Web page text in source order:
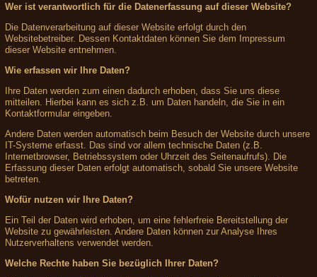
Wer ist verantwortlich für die Datenerfassung auf dieser Website?
Die Datenverarbeitung auf dieser Website erfolgt durch den
Websitebetreiber. Dessen Kontaktdaten können Sie dem Impressum
dieser Website entnehmen.
Wie erfassen wir Ihre Daten?
Ihre Daten werden zum einen dadurch erhoben, dass Sie uns diese
mitteilen. Hierbei kann es sich z.B. um Daten handeln, die Sie in ein
Kontaktformular eingeben.
Andere Daten werden automatisch beim Besuch der Website durch unsere
IT-Systeme erfasst. Das sind vor allem technische Daten (z.B.
Internetbrowser, Betriebssystem oder Uhrzeit des Seitenaufrufs). Die
Erfassung dieser Daten erfolgt automatisch, sobald Sie unsere Website
betreten.
Wofür nutzen wir Ihre Daten?
Ein Teil der Daten wird erhoben, um eine fehlerfreie Bereitstellung der
Website zu gewährleisten. Andere Daten können zur Analyse Ihres
Nutzerverhaltens verwendet werden.
Welche Rechte haben Sie bezüglich Ihrer Daten?